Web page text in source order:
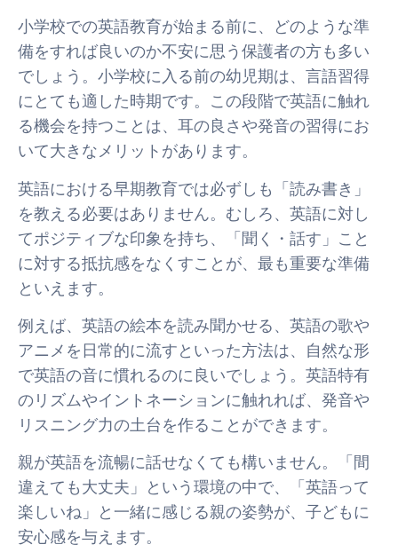
小学校での英語教育が始まる前に、どのような準
備をすれば良いのか不安に思う保護者の方も多い
でしょう。小学校に入る前の幼児期は、言語習得
にとても適した時期です。この段階で英語に触れ
る機会を持つことは、耳の良さや発音の習得にお
いて大きなメリットがあります。
英語における早期教育では必ずしも「読み書き」
を教える必要はありません。むしろ、英語に対し
てポジティブな印象を持ち、「聞く・話す」こと
に対する抵抗感をなくすことが、最も重要な準備
といえます。
例えば、英語の絵本を読み聞かせる、英語の歌や
アニメを日常的に流すといった方法は、自然な形
で英語の音に慣れるのに良いでしょう。英語特有
のリズムやイントネーションに触れれば、発音や
リスニング力の土台を作ることができます。
親が英語を流暢に話せなくても構いません。「間
違えても大丈夫」という環境の中で、「英語って
楽しいね」と一緒に感じる親の姿勢が、子どもに
安心感を与えます。